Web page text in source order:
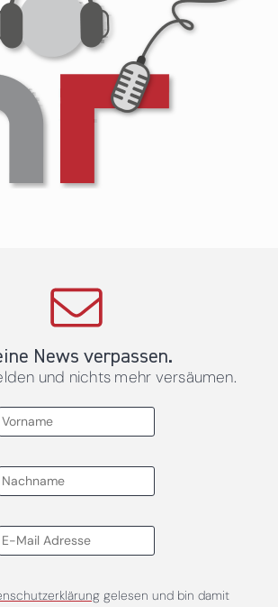
News verpassen.
und nichts mehr versäumen.
gelesen und bin damit